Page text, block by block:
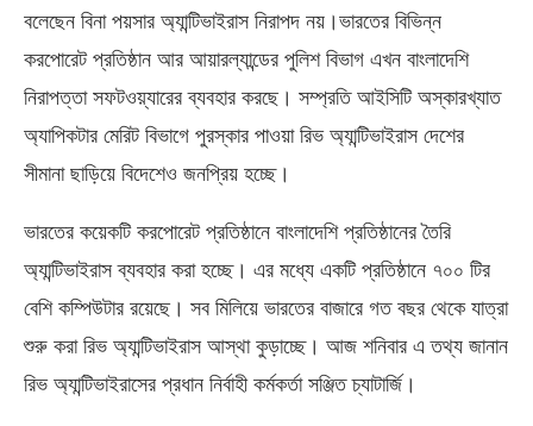
বলেছেন বিনা পয়সার অ্যান্টিভাইরাস নিরাপদ নয়।ভারতের বিভিন্ন
করপোরেট প্রতিষ্ঠান আর আয়ারল্যান্ডের পুলিশ বিভাগ এখন বাংলাদেশি
নিরাপত্তা সফটওয়্যারের ব্যবহার করছে। সম্প্রতি আইসিটি অস্কারখ্যাত
অ্যাপিকটার মেরিট বিভাগে পুরস্কার পাওয়া রিভ অ্যান্টিভাইরাস দেশের
সীমানা ছাড়িয়ে বিদেশেও জনপ্রিয় হচ্ছে।
ভারতের কয়েকটি করপোরেট প্রতিষ্ঠানে বাংলাদেশি প্রতিষ্ঠানের তৈরি
অ্যান্টিভাইরাস ব্যবহার করা হচ্ছে। এর মধ্যে একটি প্রতিষ্ঠানে ৭০০ টির
বেশি কম্পিউটার রয়েছে। সব মিলিয়ে ভারতের বাজারে গত বছর থেকে যাত্রা
শুরু করা রিভ অ্যান্টিভাইরাস আস্থা কুড়াচ্ছে। আজ শনিবার এ তথ্য জানান
রিভ অ্যান্টিভাইরাসের প্রধান নির্বাহী কর্মকর্তা সঞ্জিত চ্যাটার্জি।